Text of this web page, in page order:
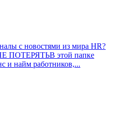
с новостями из мира HR?
этой папке
и найм работников,...